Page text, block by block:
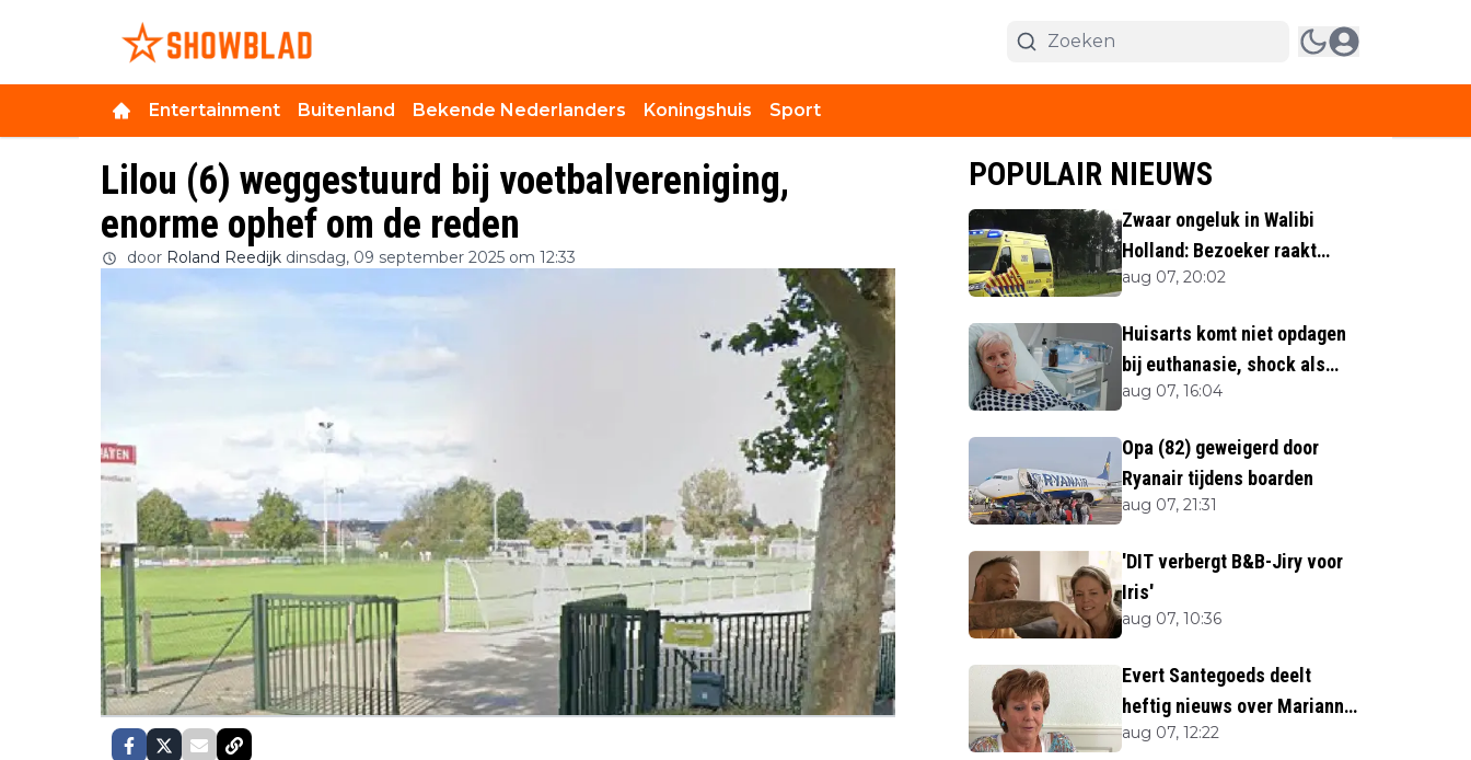
Entertainment Buitenland Bekende Nederlanders Koningshuis Sport
Lilou (6) weggestuurd bij voetbalvereniging,
enorme ophef om de reden
door Roland Reedijk dinsdag, 09 september 2025 om 12:33
POPULAIR NIEUWS
Zwaar ongeluk in Walibi
Holland: Bezoeker raakt
lichaamsdeel kwijt
aug 07, 20:02
Huisarts komt niet opdagen
bij euthanasie, shock als
blijkt waar ze is
aug 07, 16:04
Opa (82) geweigerd door
Ryanair tijdens boarden
aug 07, 21:31
'DIT verbergt B&B-Jiry voor
Iris'
aug 07, 10:36
Evert Santegoeds deelt
heftig nieuws over Marianne
Weber (70)
aug 07, 12:22